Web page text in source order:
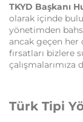
TKYD Başkanı
olarak içinde
yönetimden
ancak geçen her
fırsatları bizlere
çalışmalarımıza
Türk Tipi